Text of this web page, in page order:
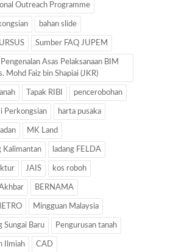
Outreach Programme
bahan slide
Sumber FAQ JUPEM
Pengenalan Asas Pelaksanaan BIM
Mohd Faiz bin Shapiai (JKR)
Tapak RIBI pencerobohan
Perkongsian harta pusaka
MK Land
Kalimantan ladang FELDA
JAIS kos roboh
BERNAMA
Mingguan Malaysia
Sungai Baru Pengurusan tanah
Ilmiah CAD